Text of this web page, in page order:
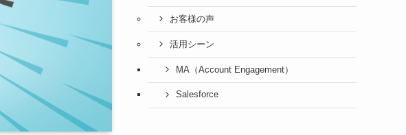
お客様の声
活用シーン
MA（Account Engagement）
Salesforce